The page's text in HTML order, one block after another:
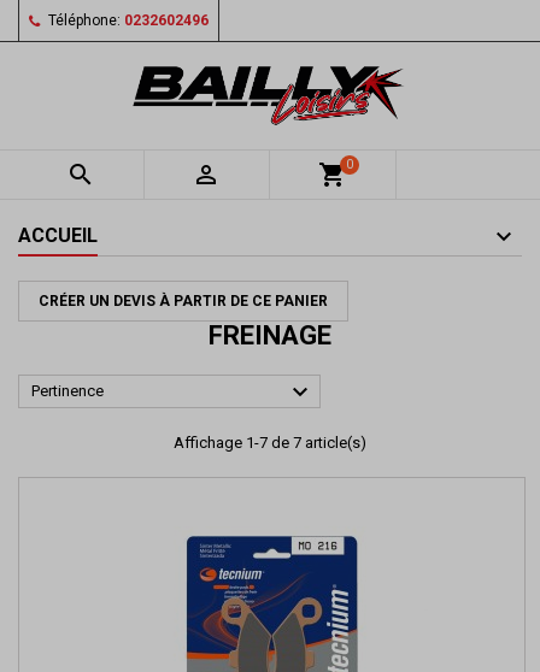
Téléphone: 0232602496
  shopping_cart0
ACCUEIL
CRÉER UN DEVIS À PARTIR DE CE PANIER
FREINAGE
Pertinence 
Affichage 1-7 de 7 article(s)